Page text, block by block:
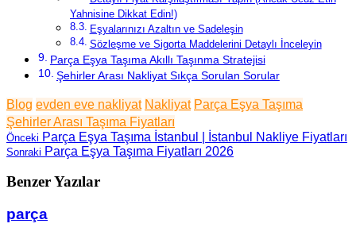
Yahnisine Dikkat Edin!)
Eşyalarınızı Azaltın ve Sadeleşin
Sözleşme ve Sigorta Maddelerini Detaylı İnceleyin
Parça Eşya Taşıma Akıllı Taşınma Stratejisi
Şehirler Arası Nakliyat Sıkça Sorulan Sorular
Blog evden eve nakliyat Nakliyat Parça Eşya Taşıma
Şehirler Arası Taşıma Fiyatları
Önceki Parça Eşya Taşıma İstanbul | İstanbul Nakliye Fiyatları
Sonraki Parça Eşya Taşıma Fiyatları 2026
Benzer Yazılar
parça